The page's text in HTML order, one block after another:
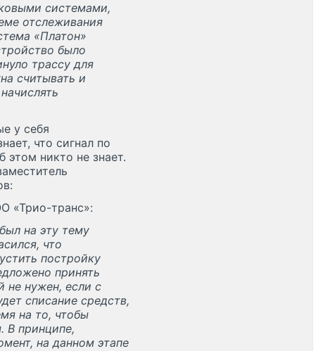
системами,
отслеживания
«Платон»
было
трассу для
считывать и
у себя
что сигнал по
этом никто не знает.
«Трио-транс»:
на эту тему
что
постройку
принять
не нужен, если с
списание средств,
на то, чтобы
В принципе,
на данном этапе